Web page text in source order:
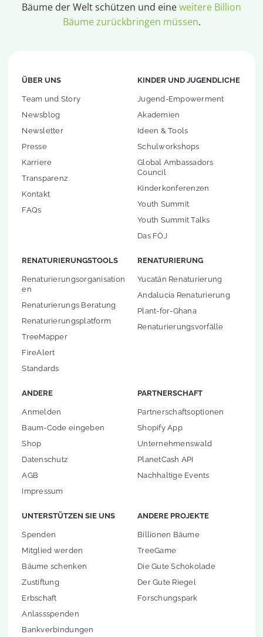
Bäume der Welt schützen und eineweitere Billion
Bäume zurückbringen müssen.
ÜBER UNS
Team und Story
Newsblog
Newsletter
Presse
Karriere
Transparenz
Kontakt
FAQs
KINDER UND JUGENDLICHE
Jugend-Empowerment
Akademien
Ideen & Tools
Schulworkshops
Global Ambassadors
Council
Kinderkonferenzen
Youth Summit
Youth Summit Talks
Das FÖJ
RENATURIERUNGSTOOLS
Renaturierungsorganisation
en
Renaturierungs Beratung
Renaturierungsplatform
TreeMapper
FireAlert
Standards
RENATURIERUNG
Yucatán Renaturierung
Andalucia Renaturierung
Plant-for-Ghana
Renaturierungsvorfälle
ANDERE
Anmelden
Baum-Code eingeben
Shop
Datenschutz
AGB
Impressum
PARTNERSCHAFT
Partnerschaftsoptionen
Shopify App
Unternehmenswald
PlanetCash API
Nachhaltige Events
UNTERSTÜTZEN SIE UNS
Spenden
Mitglied werden
Bäume schenken
Zustiftung
Erbschaft
Anlassspenden
Bankverbindungen
ANDERE PROJEKTE
Billionen Bäume
TreeGame
Die Gute Schokolade
Der Gute Riegel
Forschungspark